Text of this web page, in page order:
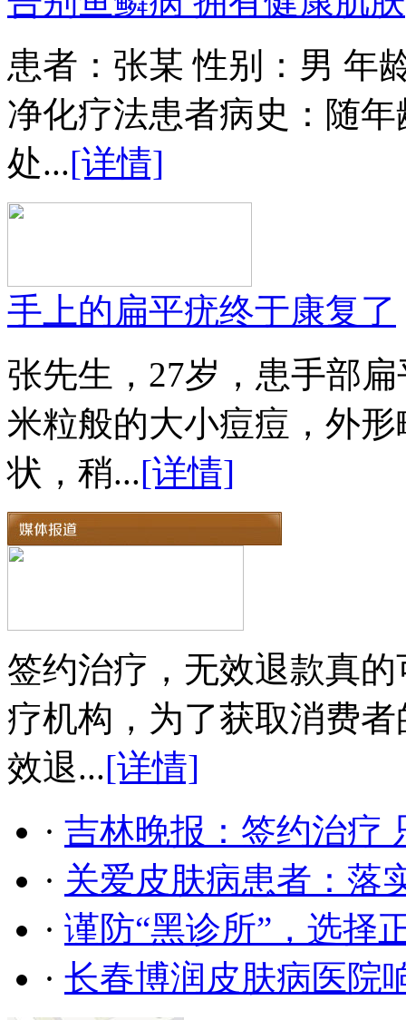
患者：张某 性别：男 年
净化疗法患者病史：随
处...[详情]
手上的扁平疣终于康复了
张先生，27岁，患手部
米粒般的大小痘痘，外
状，稍...[详情]
签约治疗，无效退款真
疗机构，为了获取消费
效退...[详情]
· 吉林晚报：签约治疗
· 关爱皮肤病患者：落
· 谨防“黑诊所”，选择
· 长春博润皮肤病医院